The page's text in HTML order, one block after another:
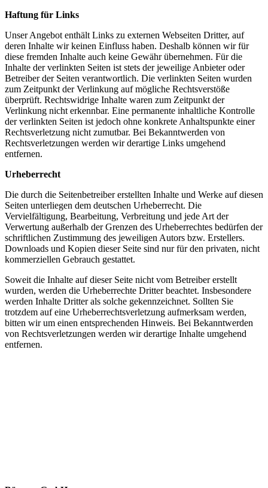
Haftung für Links
Unser Angebot enthält Links zu externen Webseiten Dritter, auf
deren Inhalte wir keinen Einfluss haben. Deshalb können wir für
diese fremden Inhalte auch keine Gewähr übernehmen. Für die
Inhalte der verlinkten Seiten ist stets der jeweilige Anbieter oder
Betreiber der Seiten verantwortlich. Die verlinkten Seiten wurden
zum Zeitpunkt der Verlinkung auf mögliche Rechtsverstöße
überprüft. Rechtswidrige Inhalte waren zum Zeitpunkt der
Verlinkung nicht erkennbar. Eine permanente inhaltliche Kontrolle
der verlinkten Seiten ist jedoch ohne konkrete Anhaltspunkte einer
Rechtsverletzung nicht zumutbar. Bei Bekanntwerden von
Rechtsverletzungen werden wir derartige Links umgehend
entfernen.
Urheberrecht
Die durch die Seitenbetreiber erstellten Inhalte und Werke auf diesen
Seiten unterliegen dem deutschen Urheberrecht. Die
Vervielfältigung, Bearbeitung, Verbreitung und jede Art der
Verwertung außerhalb der Grenzen des Urheberrechtes bedürfen der
schriftlichen Zustimmung des jeweiligen Autors bzw. Erstellers.
Downloads und Kopien dieser Seite sind nur für den privaten, nicht
kommerziellen Gebrauch gestattet.
Soweit die Inhalte auf dieser Seite nicht vom Betreiber erstellt
wurden, werden die Urheberrechte Dritter beachtet. Insbesondere
werden Inhalte Dritter als solche gekennzeichnet. Sollten Sie
trotzdem auf eine Urheberrechtsverletzung aufmerksam werden,
bitten wir um einen entsprechenden Hinweis. Bei Bekanntwerden
von Rechtsverletzungen werden wir derartige Inhalte umgehend
entfernen.